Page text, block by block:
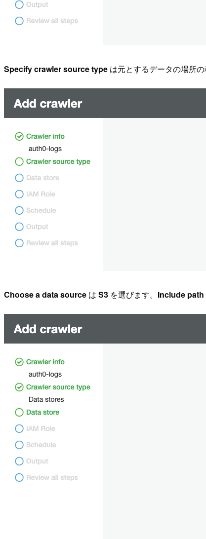
Specify crawler source type は元とするデータの場所
Choose a data source は S3 を選びます。 Include path